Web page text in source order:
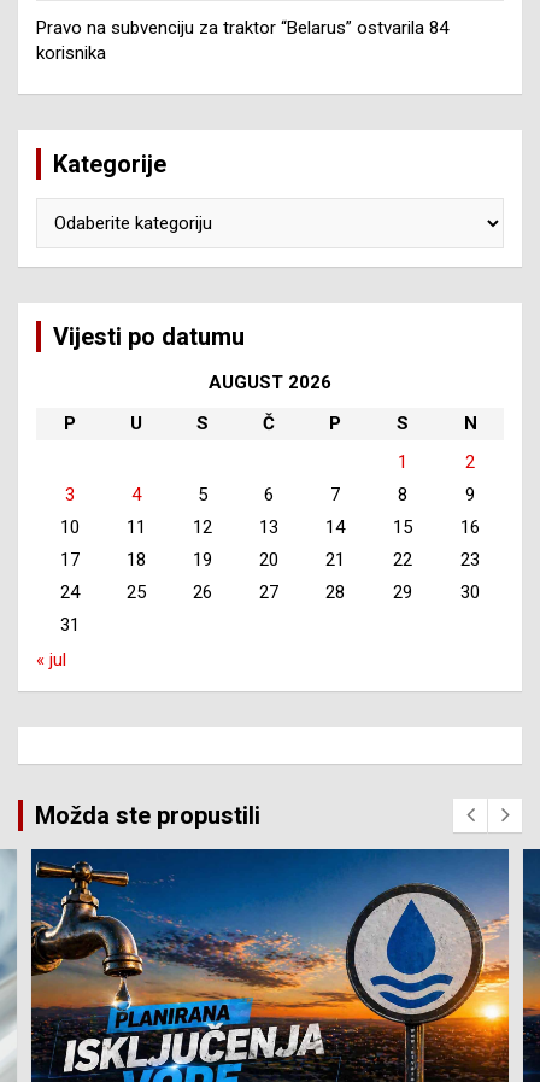
Pravo na subvenciju za traktor “Belarus” ostvarila 84
korisnika
Kategorije
Vijesti po datumu
AUGUST 2026
P
U S Č P S
N
1
2
3
4 5 6 7 8
9
10
11 12 13 14 15
16
17
18 19 20 21 22
23
24
25 26 27 28 29
30
31
« jul
Možda ste propustili